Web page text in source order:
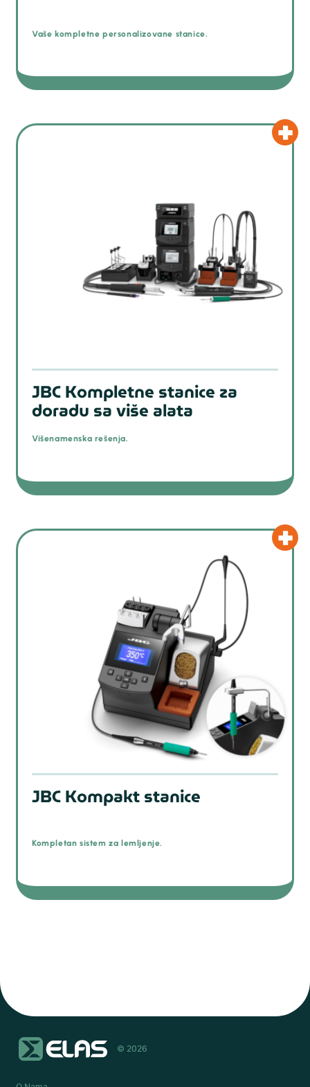
Vaše kompletne personalizovane stanice.
JBC Kompletne stanice za
doradu sa više alata
Višenamenska rešenja.
JBC Kompakt stanice
Kompletan sistem za lemljenje.
© 2026